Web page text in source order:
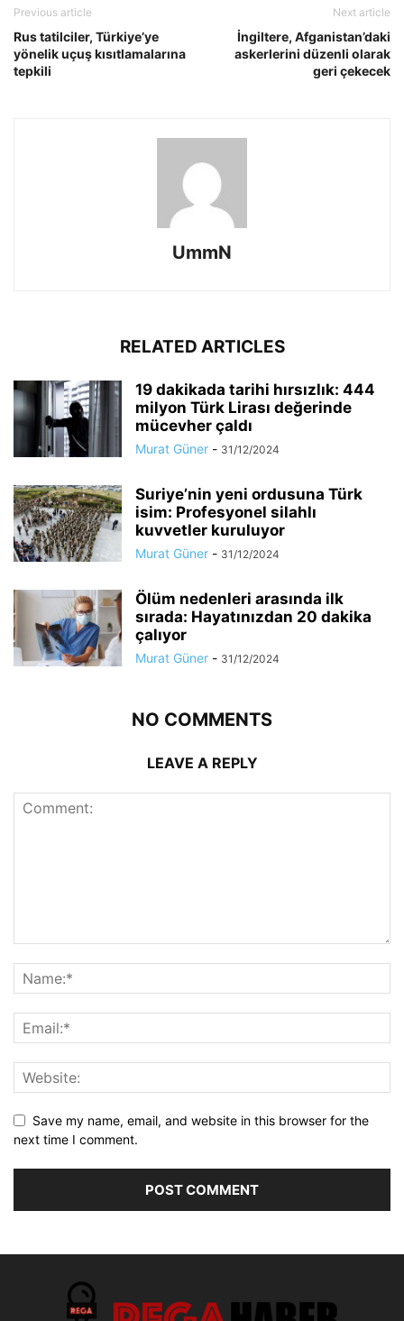
Previous article
Rus tatilciler, Türkiye’ye
yönelik uçuş kısıtlamalarına
tepkili
Next article
İngiltere, Afganistan’daki
askerlerini düzenli olarak
geri çekecek
UmmN
RELATED ARTICLES
19 dakikada tarihi hırsızlık: 444
milyon Türk Lirası değerinde
mücevher çaldı
Murat Güner - 31/12/2024
Suriye’nin yeni ordusuna Türk
isim: Profesyonel silahlı
kuvvetler kuruluyor
Murat Güner - 31/12/2024
Ölüm nedenleri arasında ilk
sırada: Hayatınızdan 20 dakika
çalıyor
Murat Güner - 31/12/2024
NO COMMENTS
LEAVE A REPLY
Save my name, email, and website in this browser for the
next time I comment.